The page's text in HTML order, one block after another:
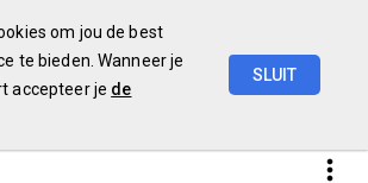
om jou de best
te bieden. Wanneer je
accepteer je de
SLUIT